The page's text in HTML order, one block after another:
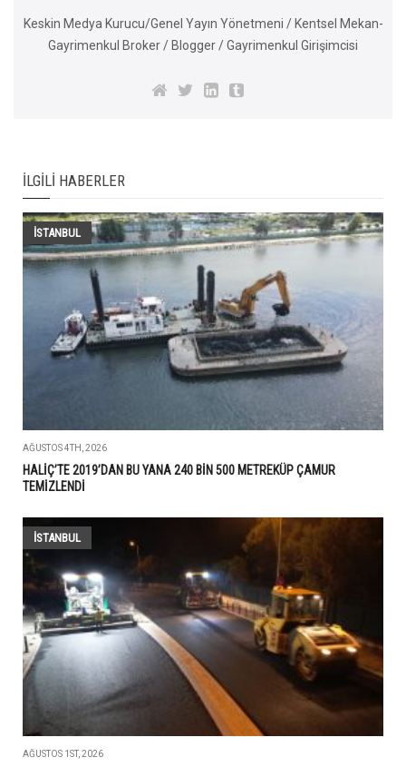
Keskin Medya Kurucu/Genel Yayın Yönetmeni / Kentsel Mekan-
Gayrimenkul Broker / Blogger / Gayrimenkul Girişimcisi
İLGILI HABERLER
İSTANBUL
AĞUSTOS 4TH, 2026
HALİÇ’TE 2019’DAN BU YANA 240 BİN 500 METREKÜP ÇAMUR
TEMİZLENDİ
İSTANBUL
AĞUSTOS 1ST, 2026